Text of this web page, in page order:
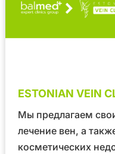
ESTONIAN VEIN
Мы предлагаем
лечение вен, а
косметических